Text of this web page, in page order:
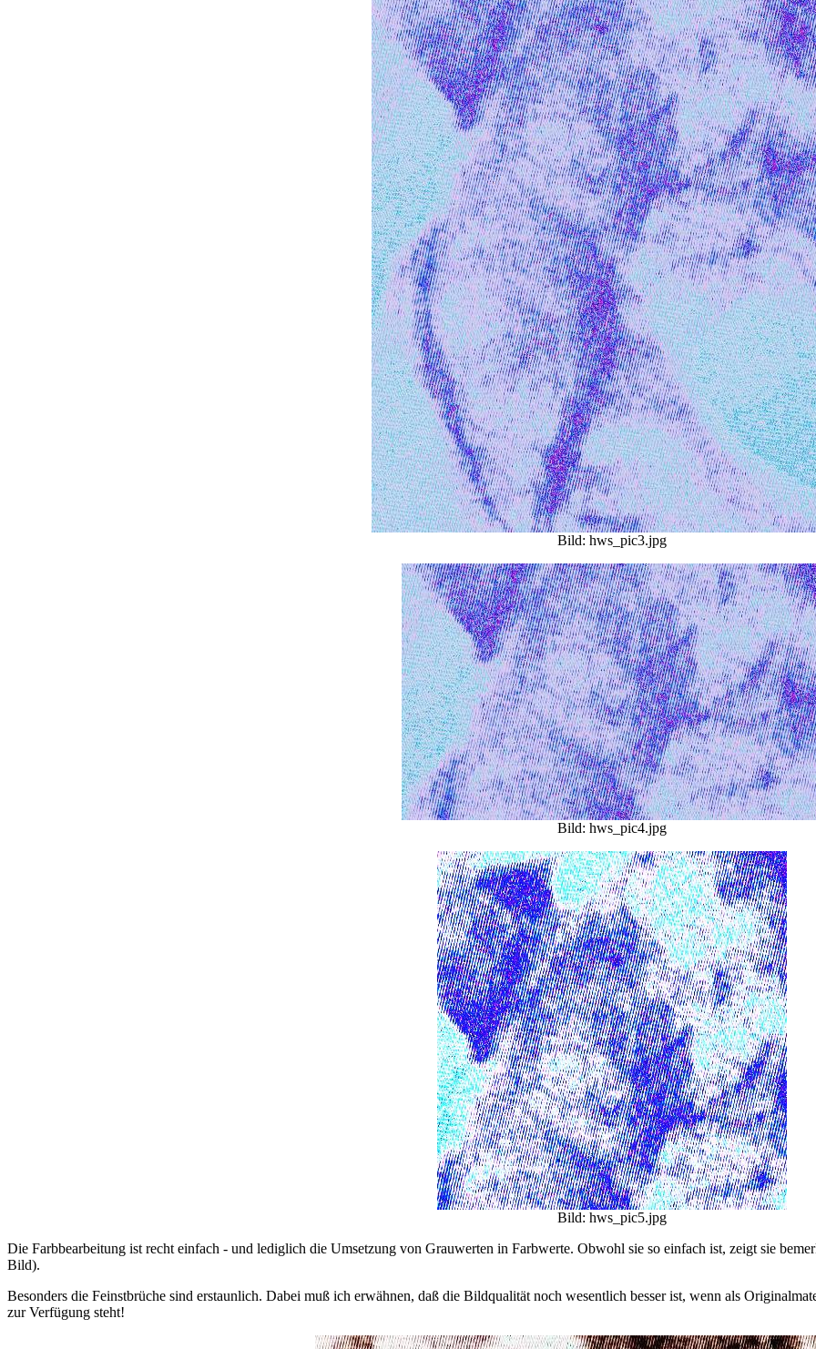
Bild: hws_pic3.jpg
Bild: hws_pic4.jpg
Bild: hws_pic5.jpg
Die Farbbearbeitung ist recht einfach - und lediglich die Umsetzung von Grauwerten in Farbwerte. Obwohl sie so einfach ist, zeigt sie
Bild).
Besonders die Feinstbrüche sind erstaunlich. Dabei muß ich erwähnen, daß die Bildqualität noch wesentlich besser ist, wenn als
zur Verfügung steht!